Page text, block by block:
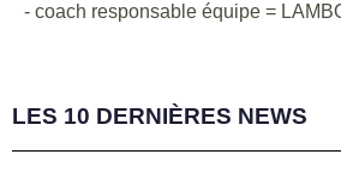
- coach responsable équipe =
LES 10 DERNIÈRES NEWS